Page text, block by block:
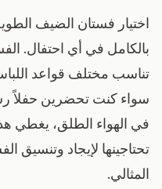
اختيار فستان الضيف
بالكامل في أي احتفال.
تناسب مختلف قواعد
سواء كنت تحضرين حفلاً
في الهواء الطلق، يغطي
تحتاجينها لإيجاد وتنسيق
المثالي.